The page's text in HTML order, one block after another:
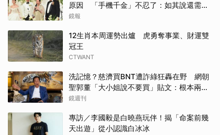
原因 「手機千金」不忍了：如其說還需要
離開嗎？
鏡報
12生肖本周運勢出爐 虎勇奪事業、財運雙
冠王
CTWANT
洗記憶？慈濟買BNT遭詐綠狂轟在野 網朝
聖郭董「大小姐說不要買」貼文：根本兩碼
事
鏡週刊
專訪／李國毅是白曉燕玩伴！揭「命案前幾
天出遊」從小認識白冰冰